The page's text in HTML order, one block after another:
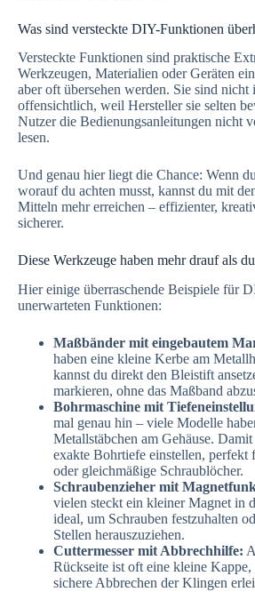
Was sind versteckte DIY-Funktionen
Versteckte Funktionen sind praktische
Werkzeugen, Materialien oder Geräten
aber oft übersehen werden. Sie sind nicht
offensichtlich, weil Hersteller sie selten
Nutzer die Bedienungsanleitungen nicht
lesen.
Und genau hier liegt die Chance: Wenn
worauf du achten musst, kannst du mit
Mitteln mehr erreichen – effizienter,
sicherer.
Diese Werkzeuge haben mehr drauf als
Hier einige überraschende Beispiele für
unerwarteten Funktionen:
Maßbänder mit eingebautem
haben eine kleine Kerbe am
kannst du direkt den Bleistift
markieren, ohne das Maßband
Bohrmaschine mit
mal genau hin – viele Modelle
Metallstäbchen am Gehäuse.
exakte Bohrtiefe einstellen, perfekt
oder gleichmäßige Schraublöcher.
Schraubenzieher mit
vielen steckt ein kleiner Magnet in
ideal, um Schrauben festzuhalten
Stellen herauszuziehen.
Cuttermesser mit Abbrechhilfe:
Rückseite ist oft eine kleine Kappe,
sichere Abbrechen der Klingen